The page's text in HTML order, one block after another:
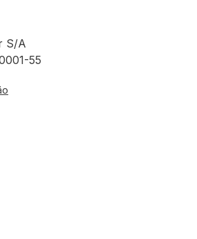
S/A
55